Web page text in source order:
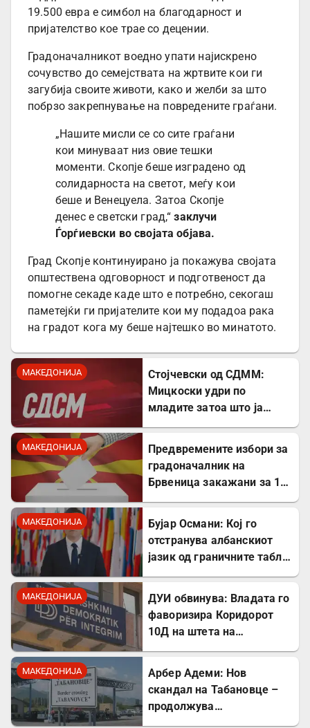
19.500 евра е симбол на благодарност и
пријателство кое трае со децении.
Градоначалникот воедно упати најискрено
сочувство до семејствата на жртвите кои ги
загубија своите животи, како и желби за што
побрзо закрепнување на повредените граѓани.
„Нашите мисли се со сите граѓани
кои минуваат низ овие тешки
моменти. Скопје беше изградено од
солидарноста на светот, меѓу кои
беше и Венецуела. Затоа Скопје
денес е светски град,“заклучи
Ѓорѓиевски во својата објава.
Град Скопје континуирано ја покажува својата
општествена одговорност и подготвеност да
помогне секаде каде што е потребно, секогаш
паметејќи ги пријателите кои му подадоа рака
на градот кога му беше најтешко во минатото.
МАКЕДОНИЈА
Стојчевски од СДММ:
Мицкоски удри по
младите затоа што ја
МАКЕДОНИЈА
Предвремените избори за
градоначалник на
Брвеница закажани за 18
МАКЕДОНИЈА
Бујар Османи: Кој го
отстранува албанскиот
јазик од граничните табли,
МАКЕДОНИЈА
ДУИ обвинува: Владата го
фаворизира Коридорот
10Д на штета на
МАКЕДОНИЈА
Арбер Адеми: Нов
скандал на Табановце –
продолжува